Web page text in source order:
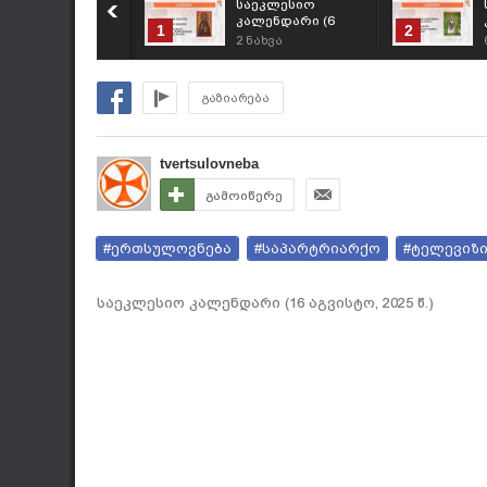
1
საეკლესიო
კალენდარი (6
აგვისტო, 2026 წ.)
2 ნახვა
2
გაზიარება
tvertsulovneba
გამოიწერე
#ერთსულოვნება #საპარტრიარქო
საეკლესიო კალენდარი (16 აგვისტო, 2025 წ.)